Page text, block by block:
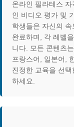
온라인 필라테스
인 비디오 평가 및
학생들은 자신의
완료하며, 각 레벨
니다. 모든 콘텐츠
프랑스어, 일본어,
진정한 교육을 선
하세요.